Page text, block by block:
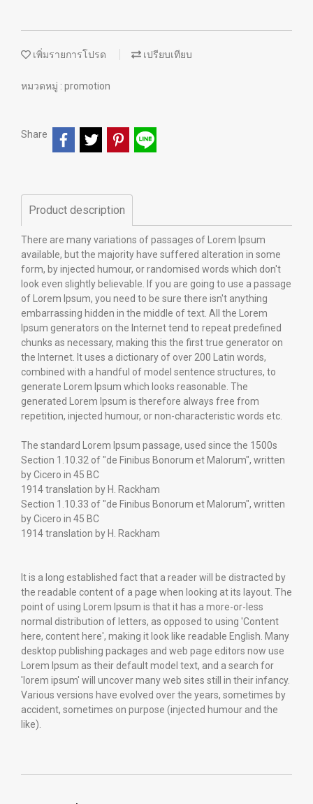
เพิ่มรายการโปรด เปรียบเทียบ
หมวดหมู่ : promotion
Share
Product description
There are many variations of passages of Lorem Ipsum
available, but the majority have suffered alteration in some
form, by injected humour, or randomised words which don't
look even slightly believable. If you are going to use a passage
of Lorem Ipsum, you need to be sure there isn't anything
embarrassing hidden in the middle of text. All the Lorem
Ipsum generators on the Internet tend to repeat predefined
chunks as necessary, making this the first true generator on
the Internet. It uses a dictionary of over 200 Latin words,
combined with a handful of model sentence structures, to
generate Lorem Ipsum which looks reasonable. The
generated Lorem Ipsum is therefore always free from
repetition, injected humour, or non-characteristic words etc.
The standard Lorem Ipsum passage, used since the 1500s
Section 1.10.32 of "de Finibus Bonorum et Malorum", written
by Cicero in 45 BC
1914 translation by H. Rackham
Section 1.10.33 of "de Finibus Bonorum et Malorum", written
by Cicero in 45 BC
1914 translation by H. Rackham
It is a long established fact that a reader will be distracted by
the readable content of a page when looking at its layout. The
point of using Lorem Ipsum is that it has a more-or-less
normal distribution of letters, as opposed to using 'Content
here, content here', making it look like readable English. Many
desktop publishing packages and web page editors now use
Lorem Ipsum as their default model text, and a search for
'lorem ipsum' will uncover many web sites still in their infancy.
Various versions have evolved over the years, sometimes by
accident, sometimes on purpose (injected humour and the
like).